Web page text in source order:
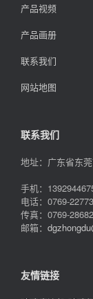
产品视频
产品画册
联系我们
网站地图
联系我们
地址：广东省东
手机：
电话：0769-
传真：0769-
邮箱：
友情链接